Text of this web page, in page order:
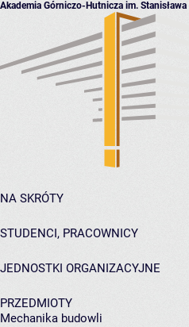
Akademia Górniczo-Hutnicza im.
NA SKRÓTY
STUDENCI, PRACOWNICY
JEDNOSTKI ORGANIZACYJNE
PRZEDMIOTY
Mechanika budowli